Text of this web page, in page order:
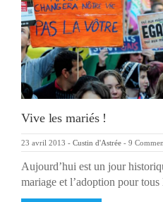
Vive les mariés !
23 avril 2013 - Custin d'Astrée - 9
Aujourd’hui est un jour
mariage et l’adoption pour